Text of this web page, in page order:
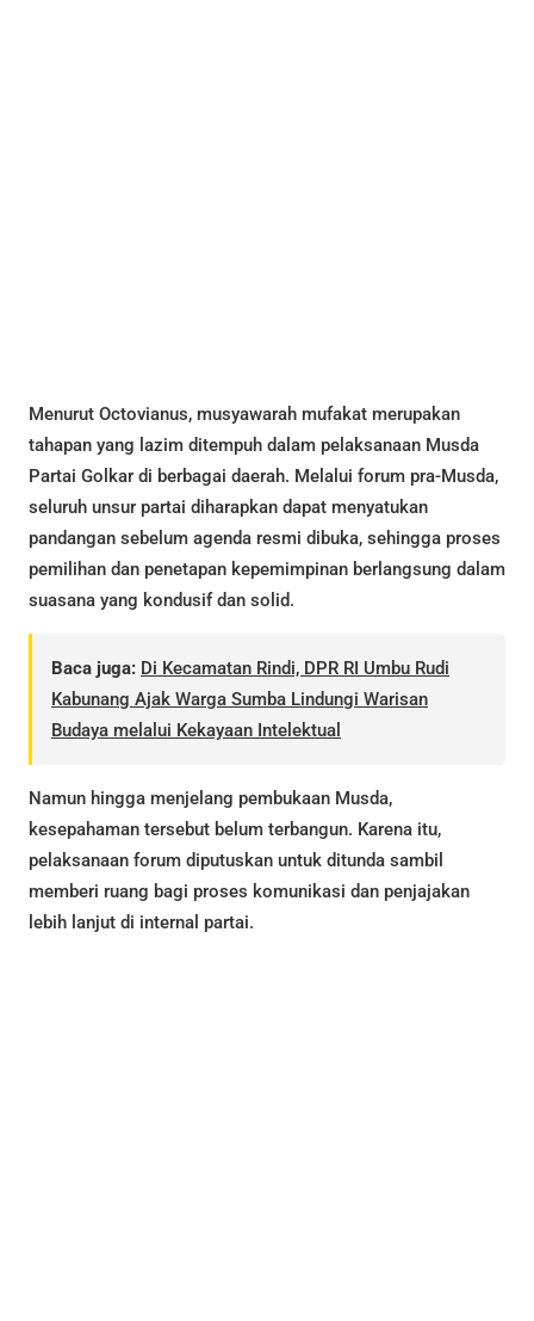
Menurut Octovianus, musyawarah mufakat merupakan
tahapan yang lazim ditempuh dalam pelaksanaan Musda
Partai Golkar di berbagai daerah. Melalui forum pra-Musda,
seluruh unsur partai diharapkan dapat menyatukan
pandangan sebelum agenda resmi dibuka, sehingga proses
pemilihan dan penetapan kepemimpinan berlangsung dalam
suasana yang kondusif dan solid.
Baca juga: Di Kecamatan Rindi, DPR RI Umbu Rudi
Kabunang Ajak Warga Sumba Lindungi Warisan
Budaya melalui Kekayaan Intelektual
Namun hingga menjelang pembukaan Musda,
kesepahaman tersebut belum terbangun. Karena itu,
pelaksanaan forum diputuskan untuk ditunda sambil
memberi ruang bagi proses komunikasi dan penjajakan
lebih lanjut di internal partai.